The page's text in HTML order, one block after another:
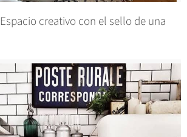
Espacio creativo con el sello de una